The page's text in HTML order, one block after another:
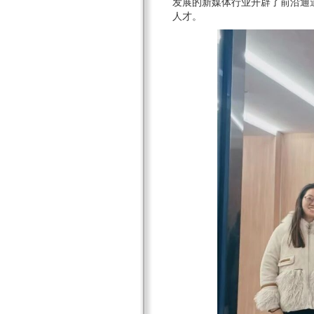
人才。